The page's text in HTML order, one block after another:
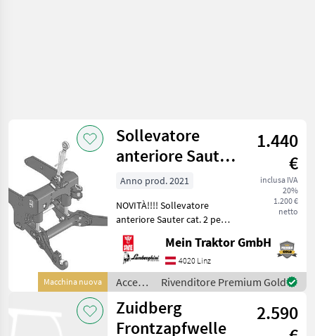
Macchina nuova
Sollevatore
anteriore Sauter
cat. 2
1.440
€
inclusa IVA
20%
1.200 €
netto
Anno prod. 2021
NOVITÀ!!!! Sollevatore
anteriore Sauter cat. 2 per
Dorado Classic (MY20) -
Deutz 5070/80/90 D Ecoline
- Capacità di sollevamento
21 kN (2, 1 t) - 2 cilindri a
doppio
Mein Traktor GmbH
4020 Linz
Accessori
per
trattore
/
Rivenditore Premium Gold
Zuidberg
Frontzapfwelle
2.590